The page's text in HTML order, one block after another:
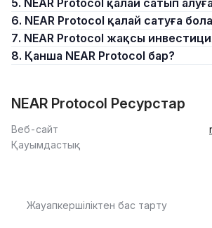
5. NEAR Protocol қалай сатып
6. NEAR Protocol қалай сатуға
7. NEAR Protocol жақсы
8. Қанша NEAR Protocol бар?
NEAR Protocol Ресурстар
Веб-сайт
Қауымдастық
Жауапкершіліктен бас тарту